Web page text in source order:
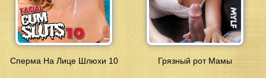
Сперма На Лице Шлюхи 10 Грязный рот Мамы